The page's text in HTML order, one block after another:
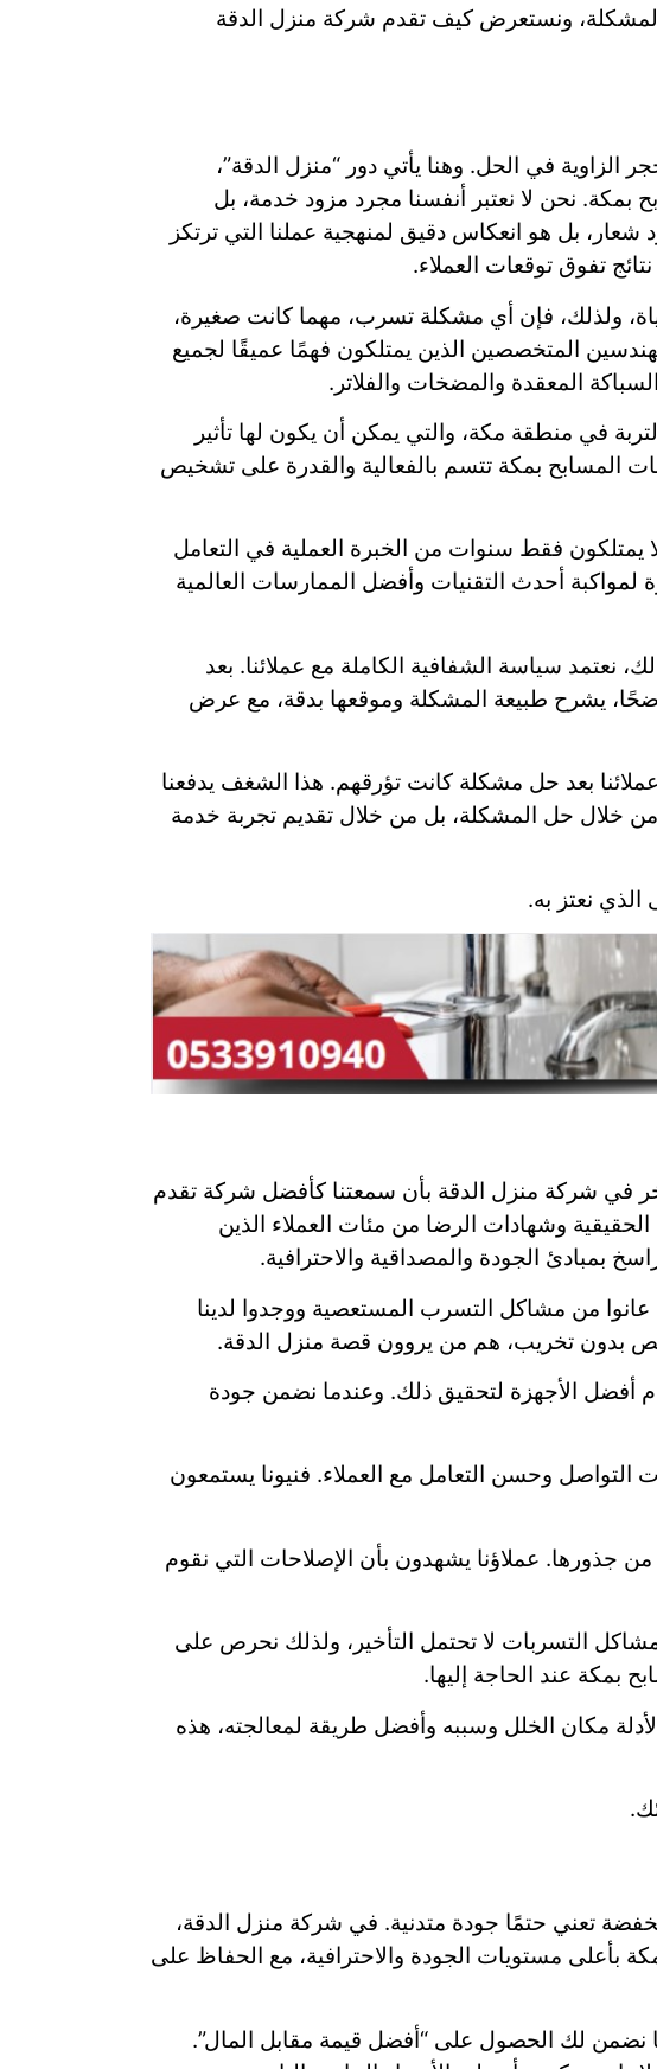
ونستعرض كيف تقدم شركة منزل الدقة
الزاوية في الحل. وهنا يأتي دور “منزل الدقة”،
نحن لا نعتبر أنفسنا مجرد مزود خدمة، بل
بل هو انعكاس دقيق لمنهجية عملنا التي ترتكز
تفوق توقعات العملاء.
ولذلك، فإن أي مشكلة تسرب، مهما كانت صغيرة،
المتخصصين الذين يمتلكون فهمًا عميقًا لجميع
المعقدة والمضخات والفلاتر.
في منطقة مكة، والتي يمكن أن يكون لها تأثير
المسابح بمكة تتسم بالفعالية والقدرة على تشخيص
يمتلكون فقط سنوات من الخبرة العملية في التعامل
لمواكبة أحدث التقنيات وأفضل الممارسات العالمية
سياسة الشفافية الكاملة مع عملائنا. بعد
يشرح طبيعة المشكلة وموقعها بدقة، مع عرض
بعد حل مشكلة كانت تؤرقهم. هذا الشغف يدفعنا
خلال حل المشكلة، بل من خلال تقديم تجربة خدمة
نعتز به.
في شركة منزل الدقة بأن سمعتنا كأفضل شركة تقدم
وشهادات الرضا من مئات العملاء الذين
بمبادئ الجودة والمصداقية والاحترافية.
من مشاكل التسرب المستعصية ووجدوا لدينا
بدون تخريب، هم من يروون قصة منزل الدقة.
أفضل الأجهزة لتحقيق ذلك. وعندما نضمن جودة
التواصل وحسن التعامل مع العملاء. فنيونا يستمعون
جذورها. عملاؤنا يشهدون بأن الإصلاحات التي نقوم
مشاكل التسربات لا تحتمل التأخير، ولذلك نحرص على
عند الحاجة إليها.
مكان الخلل وسببه وأفضل طريقة لمعالجته، هذه
تعني حتمًا جودة متدنية. في شركة منزل الدقة،
بأعلى مستويات الجودة والاحترافية، مع الحفاظ على
نضمن لك الحصول على “أفضل قيمة مقابل المال”.